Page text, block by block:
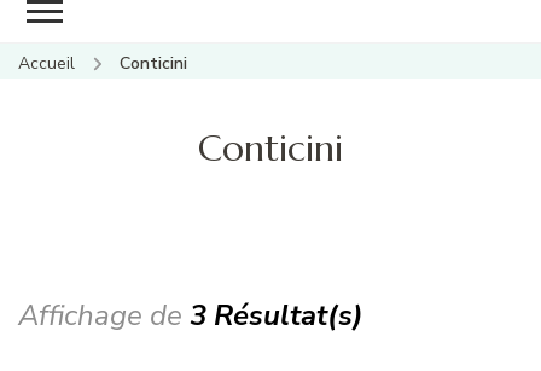
Accueil Conticini
Conticini
Affichage de 3 Résultat(s)